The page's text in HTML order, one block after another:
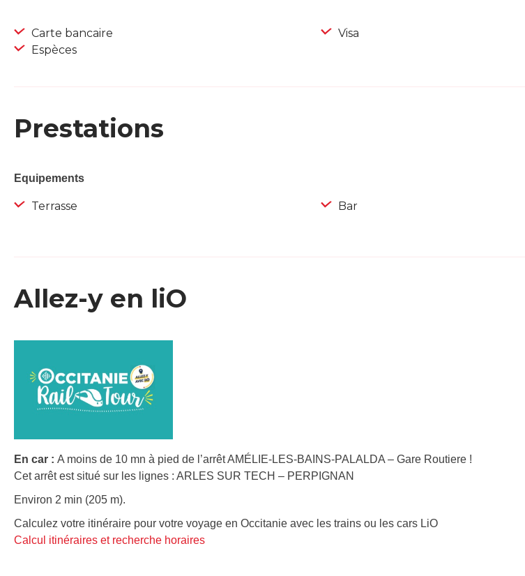
Carte bancaire
Espèces
Visa
Prestations
Equipements
Terrasse Bar
Allez-y en liO
En car : A moins de 10 mn à pied de l’arrêt AMÉLIE-LES-BAINS-PALALDA – Gare Routiere !
Cet arrêt est situé sur les lignes : ARLES SUR TECH – PERPIGNAN
Environ 2 min (205 m).
Calculez votre itinéraire pour votre voyage en Occitanie avec les trains ou les cars LiO
Calcul itinéraires et recherche horaires